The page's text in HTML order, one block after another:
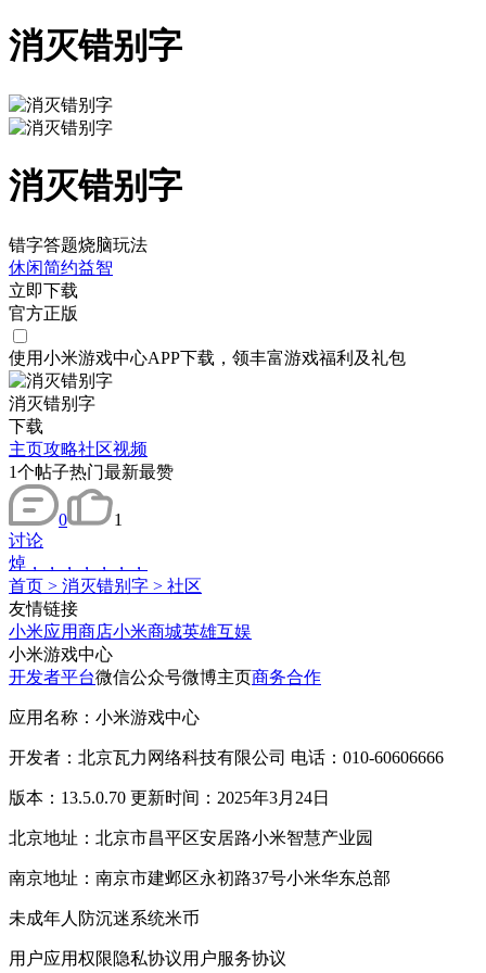
消灭错别字
消灭错别字
错字答题烧脑玩法
休闲简约益智
立即下载
官方正版
使用小米游戏中心APP下载 ，领丰富游戏福利 及礼包
消灭错别字
下载
主页攻略社区视频
1个帖子热门最新最赞
0
1
讨论
焯，，，，，，，
首页 > 消灭错别字 > 社区
友情链接
小米应用商店小米商城英雄互娱
小米游戏中心
开发者平台微信公众号微博主页商务合作
应用名称：小米游戏中心
开发者：北京瓦力网络科技有限公司 电话：010-60606666
版本：13.5.0.70 更新时间：2025年3月24日
北京地址：北京市昌平区安居路小米智慧产业园
南京地址：南京市建邺区永初路37号小米华东总部
未成年人防沉迷系统米币
用户应用权限隐私协议用户服务协议